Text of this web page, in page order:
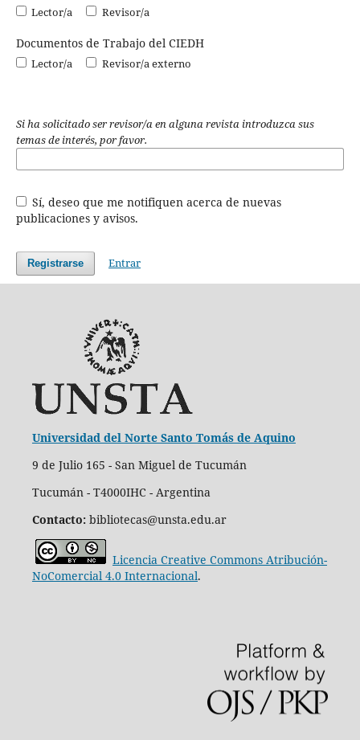
Lector/a Revisor/a
Documentos de Trabajo del CIEDH
Lector/a Revisor/a externo
Si ha solicitado ser revisor/a en alguna revista introduzca sus
temas de interés, por favor.
Sí, deseo que me notifiquen acerca de nuevas
publicaciones y avisos.
Registrarse Entrar
Universidad del Norte Santo Tomás de Aquino
9 de Julio 165 - San Miguel de Tucumán
Tucumán - T4000IHC - Argentina
Contacto: bibliotecas@unsta.edu.ar
Licencia Creative Commons Atribución-
NoComercial 4.0 Internacional.